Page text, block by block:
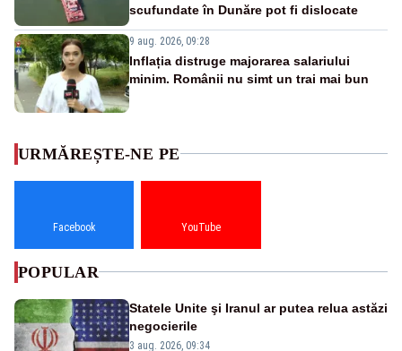
scufundate în Dunăre pot fi dislocate
9 aug. 2026, 09:28
Inflația distruge majorarea salariului
minim. Românii nu simt un trai mai bun
URMĂREȘTE-NE PE
Facebook YouTube
POPULAR
Statele Unite şi Iranul ar putea relua astăzi
negocierile
3 aug. 2026, 09:34